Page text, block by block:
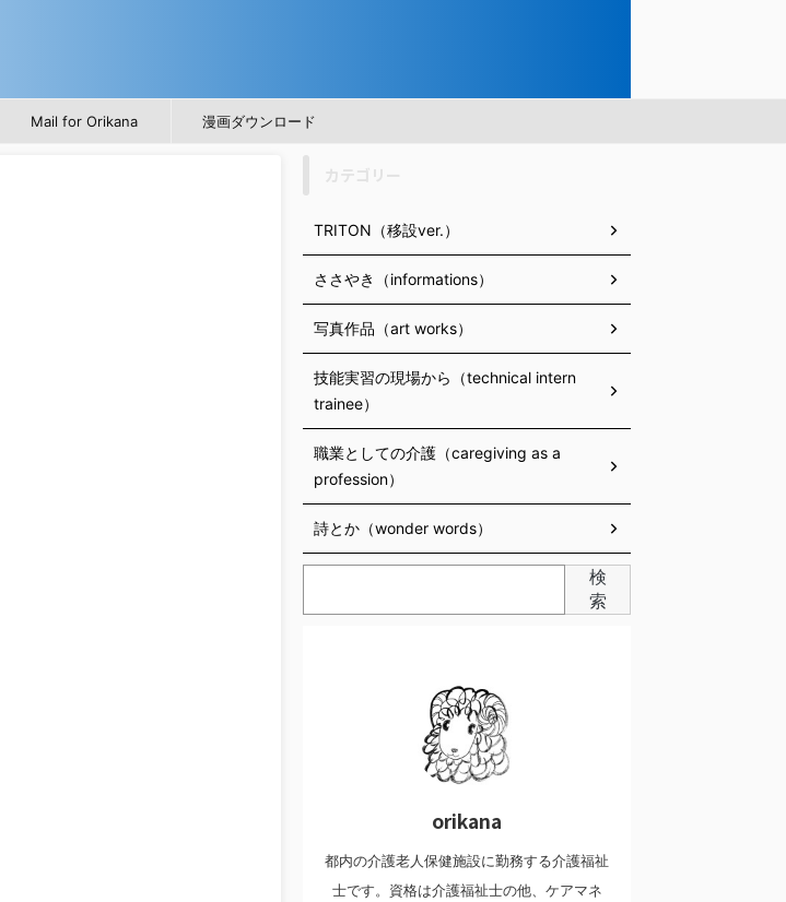
Mail for Orikana 漫画ダウンロード
TRITON（移設ver.）
ささやき（informations）
写真作品（art works）
技能実習の現場から（technical intern
trainee）
職業としての介護（caregiving as a
profession）
詩とか（wonder words）
検
索
orikana
都内の介護老人保健施設に勤務する介護福祉
士です。資格は介護福祉士の他、ケアマネ